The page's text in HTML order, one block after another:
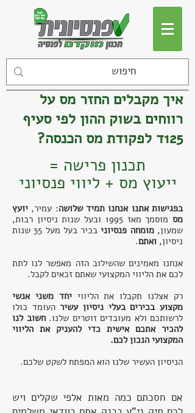
איך מקבלים החזר מס על
רווחים בשוק ההון לפי סעיף
125ד לפקודת מס הכנסה?
תכנון פרישה =
ייעוץ מס + ליווי פנסיוני
בפגישות אתנו אנחנו תמיד שלושה: עמיר, יועץ
מסמוסמך מאז 1995 ו
בעל שנות ניסיון רבות,
שמעון,מומחה פנסיוני
בכיר בעל מעל 35 שנות
ניסיון, ואתם.
אנחנו מאמינים שהשילוב הזה מאפשר לנו לתת
לכם את הליווי המקצועי שאתם זכאים לקבל.
רק אצלנו תקבלו את הליווייחד משני אנשי
מקצוע בכירים בעלי ניסיון עשיר העומד כולו
לרשותכם ולא מעובדים זוטרים שלנו.חשוב לנו
להכיר אתכם אישית כדי להעניק את הליווי
המקצועי הנכון לכם.
הניסיון העשיר שלנו הוא המפתח לשקט שלכם.
אם חסכתם כמה מאות אלפי שקלים ויש